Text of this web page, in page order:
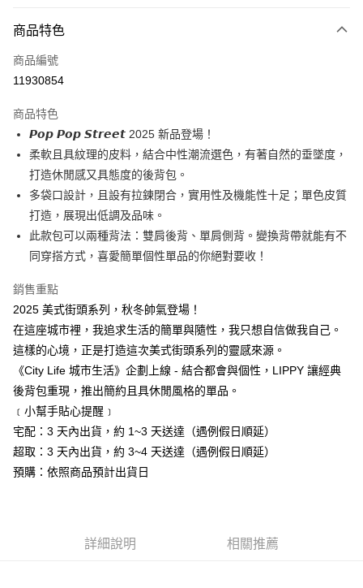
信用卡一次付款
超商取貨付款
街口支付
悠遊付
AFTEE先享後付
相關說明
【關於「AFTEE先享後付」】
AFTEE先享後付是「在收到商品之後才付款」的支付方式。 讓您購物簡單
便利好安心！
２．便利：只要手機號碼，簡訊認證，即可結帳。
３．安心：先確認商品／服務後，再付款。
【「AFTEE先享後付」結帳流程】
１．於結帳方式選擇「AFTEE先享後付」後，將跳轉至「AFTEE先享後付」
２．訂單成立數日內，您將收到繳費通知簡訊。
３．收到繳費通知簡訊後14天內，點擊此簡訊中的連結，可透過四大超商／
ATM／網路銀行／等多元方式進行付款，方視為交易完成。
※ 請注意：結帳手續完成當下不需立刻繳費，但若您需要取消訂單，請聯絡
購買商品的店家。未經商家同意取消之訂單仍視為有效，需透過AFTEE先享
後付繳納相關費用。
是否繳費成功／繳費後需取消欲退款等相關疑問，請聯繫「AFTEE先享後付
１．透過由恩沛科技股份有限公司提供之「AFTEE先享後付」服務完成之交
易，需依本服務之必要範圍內提供個人資料，並將交易相關給付款項請求債
ATM付款
全家超取
每筆NT$80，滿NT$3,000(含以上)免運費
付款後全家取貨
每筆NT$80，滿NT$3,000(含以上)免運費
7-11超取
每筆NT$80，滿NT$3,000(含以上)免運費
每筆NT$100，滿NT$3,000(含以上)免運費
商品特色
商品編號
11930854
商品特色
𝙋𝙤𝙥 𝙋𝙤𝙥 𝙎𝙩𝙧𝙚𝙚𝙩 2025 新品登場！
柔軟且具紋理的皮料，結合中性潮流選色，有著自然的垂墜度，
打造休閒感又具態度的後背包。
多袋口設計，且設有拉鍊閉合，實用性及機能性十足；單色皮質
打造，展現出低調及品味。
此款包可以兩種背法：雙肩後背、單肩側背。變換背帶就能有不
同穿搭方式，喜愛簡單個性單品的你絕對要收！
銷售重點
2025 美式街頭系列，秋冬帥氣登場！
在這座城市裡，我追求生活的簡單與隨性，我只想自信做我自己。
這樣的心境，正是打造這次美式街頭系列的靈感來源。
《City Life 城市生活》企劃上線 - 結合都會與個性，LIPPY 讓經典
後背包重現，推出簡約且具休閒風格的單品。
﹝小幫手貼心提醒﹞
宅配：3 天內出貨，約 1~3 天送達（遇例假日順延）
超取：3 天內出貨，約 3~4 天送達（遇例假日順延）
預購：依照商品預計出貨日
詳細說明 相關推薦